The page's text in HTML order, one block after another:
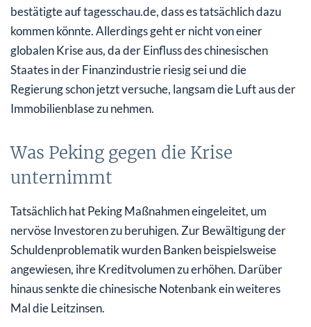
bestätigte auf tagesschau.de, dass es tatsächlich dazu
kommen könnte. Allerdings geht er nicht von einer
globalen Krise aus, da der Einfluss des chinesischen
Staates in der Finanzindustrie riesig sei und die
Regierung schon jetzt versuche, langsam die Luft aus der
Immobilienblase zu nehmen.
Was Peking gegen die Krise
unternimmt
Tatsächlich hat Peking Maßnahmen eingeleitet, um
nervöse Investoren zu beruhigen. Zur Bewältigung der
Schuldenproblematik wurden Banken beispielsweise
angewiesen, ihre Kreditvolumen zu erhöhen. Darüber
hinaus senkte die chinesische Notenbank ein weiteres
Mal die Leitzinsen.